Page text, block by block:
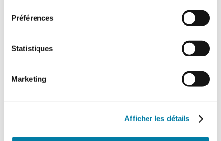
Préférences
Statistiques
Marketing
Afficher les détails
Les enjeux de la prévention des
TMS
Près de 9 maladies professionnelles sur 10
squelettiques (TMS), avec une tendance à la
hausse depuis 2018. Ces troubles de